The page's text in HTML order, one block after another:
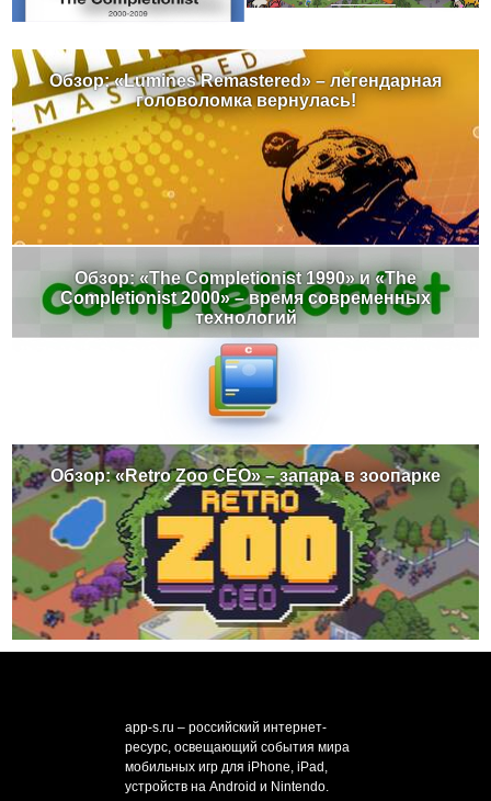
Обзор: «Lumines Remastered» – легендарная
головоломка вернулась!
Обзор: «The Completionist 1990» и «The
Completionist 2000» – время современных
технологий
Обзор: «Retro Zoo CEO» – запара в зоопарке
app-s.ru – российский интернет-
ресурс, освещающий события мира
мобильных игр для iPhone, iPad,
устройств на Android и Nintendo.